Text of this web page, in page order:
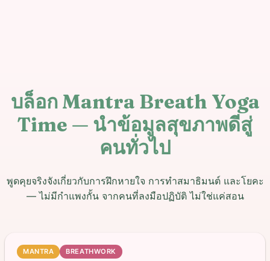
บล็อก Mantra Breath Yoga
Time — นำข้อมูลสุขภาพดีสู่
คนทั่วไป
พูดคุยจริงจังเกี่ยวกับการฝึกหายใจ การทำสมาธิมนต์ และโยคะ
— ไม่มีกำแพงกั้น จากคนที่ลงมือปฏิบัติ ไม่ใช่แค่สอน
MANTRA BREATHWORK